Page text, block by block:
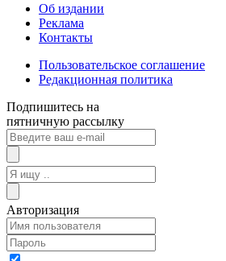
Об издании
Реклама
Контакты
Пользовательское соглашение
Редакционная политика
Подпишитесь на
пятничную рассылку
Авторизация